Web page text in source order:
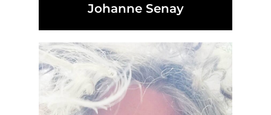
Johanne Senay